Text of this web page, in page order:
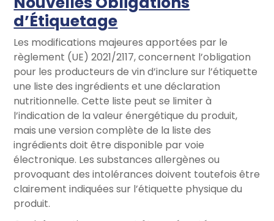
d’Étiquetage
Les modifications majeures apportées par le
règlement (UE) 2021/2117, concernent l’obligation
pour les producteurs de vin d’inclure sur l’étiquette
une liste des ingrédients et une déclaration
nutritionnelle. Cette liste peut se limiter à
l’indication de la valeur énergétique du produit,
mais une version complète de la liste des
ingrédients doit être disponible par voie
électronique. Les substances allergènes ou
provoquant des intolérances doivent toutefois être
clairement indiquées sur l’étiquette physique du
produit.